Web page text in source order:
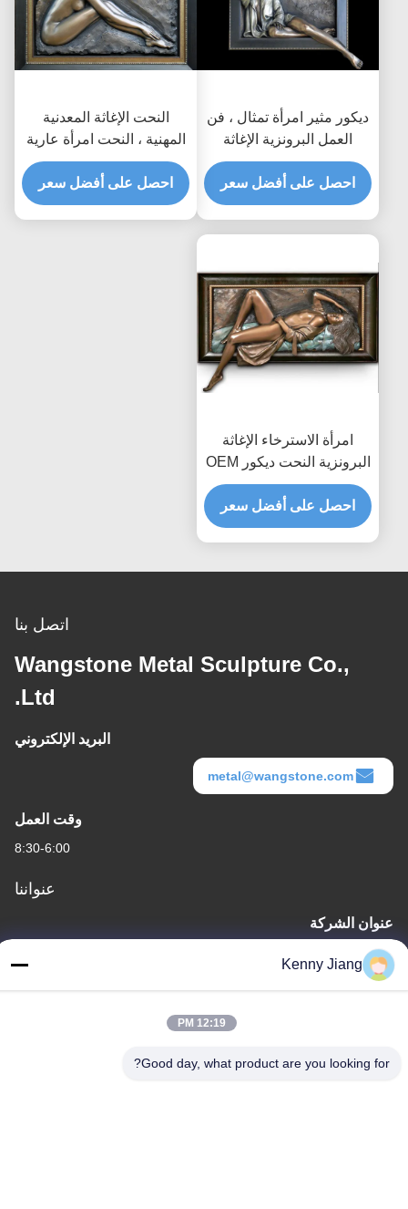
ديكور مثير امرأة تمثال ، فن
العمل البرونزية الإغاثة
الكاريزمية 150 * 150 سم
احصل على أفضل سعر
النحت الإغاثة المعدنية
المهنية ، النحت امرأة عارية
جدار الإغاثة
احصل على أفضل سعر
امرأة الاسترخاء الإغاثة
البرونزية النحت ديكور OEM
/ ODM مقبول
احصل على أفضل سعر
اتصل بنا
Wangstone Metal Sculpture Co.,
Ltd.
البريد الإلكتروني
metal@wangstone.com
وقت العمل
8:30-6:00
عنواننا
عنوان الشركة
شيامين، الصين
رقم 72، طريق يونغجون، قرية ووفينغ، مدينة تشونغوو، كوانتشو، فوجيان،
Kenny Jiang
12:19 PM
Good day, what product are you looking for?